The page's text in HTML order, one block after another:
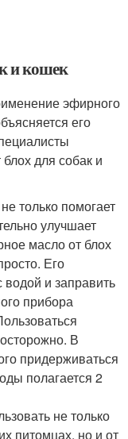
и кошек
эфирного
его
для собак и
только помогает
улучшает
масло от блох
Его
и заправить
прибора
В
придерживаться
полагается 2
не только
питомцах, но и от